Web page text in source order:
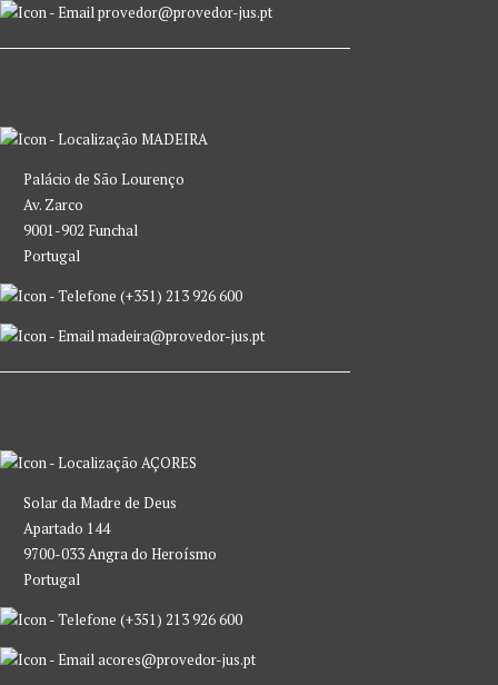
provedor@provedor-jus.pt
MADEIRA
Palácio de São Lourenço
Av. Zarco
9001-902 Funchal
Portugal
(+351) 213 926 600
madeira@provedor-jus.pt
AÇORES
Solar da Madre de Deus
Apartado 144
9700-033 Angra do Heroísmo
Portugal
(+351) 213 926 600
acores@provedor-jus.pt